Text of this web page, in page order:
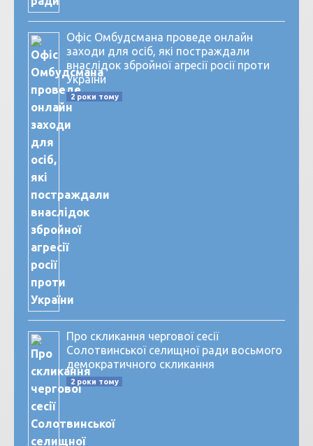
Офіс Омбудсмана проведе онлайн
заходи для осіб, які постраждали
внаслідок збройної агресії росії проти
України
2 роки тому
Про скликання чергової сесії
Солотвинської селищної ради восьмого
демократичного скликання
2 роки тому